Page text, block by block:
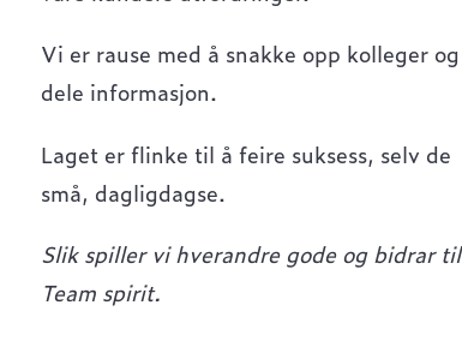
Vi er rause med å snakke opp kolleger og
dele informasjon.
Laget er flinke til å feire suksess, selv de
små, dagligdagse.
Slik spiller vi hverandre gode og bidrar til
Team spirit.